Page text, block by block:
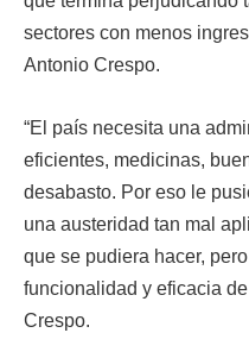
sectores con menos
Antonio Crespo.
“El país necesita una
eficientes, medicinas,
desabasto. Por eso le
una austeridad tan mal
que se pudiera hacer,
funcionalidad y eficacia
Crespo.